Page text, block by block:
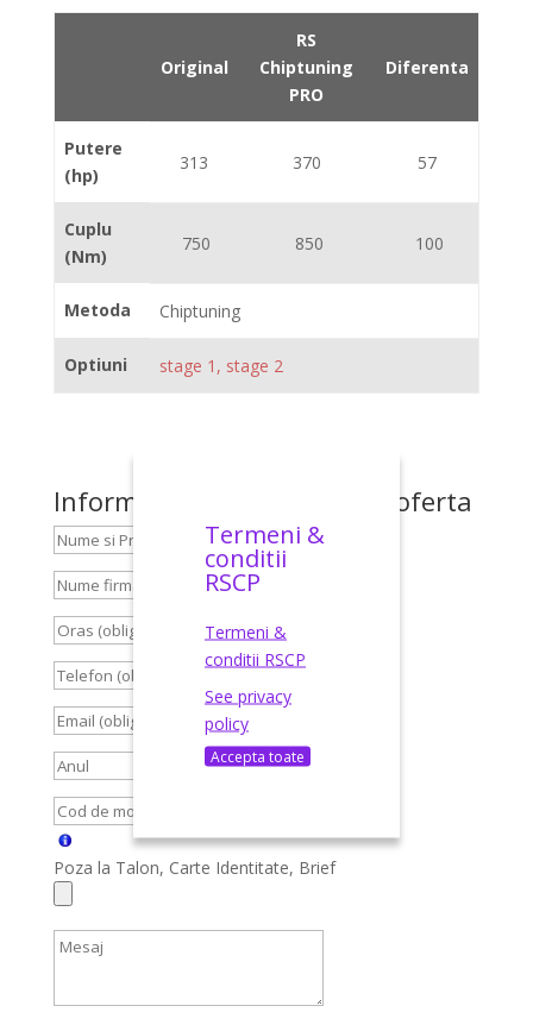
Original
RS
Chiptuning
PRO
Diferenta
Putere
(hp)
313 370 57
Cuplu
(Nm)
750 850 100
Metoda Chiptuning
Optiuni stage 1, stage 2
Informatii necesare pentru oferta
Poza la Talon, Carte Identitate, Brief
Termeni &
conditii
RSCP
Termeni &
conditii RSCP
See privacy
policy
Accepta toate